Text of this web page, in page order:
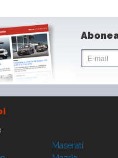
Maserati